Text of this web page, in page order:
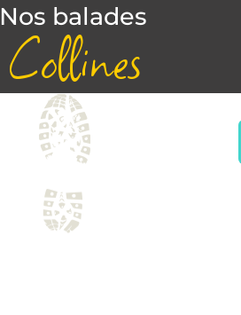
Nos balades
Collines